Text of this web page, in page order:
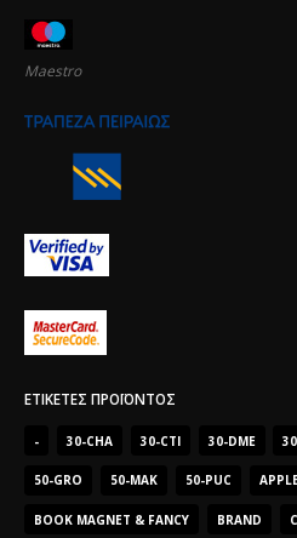
Maestro
ΕΤΙΚΈΤΕΣ ΠΡΟΪΌΝΤΟΣ
- 30-CHA 30-CTI 30-DME
50-GRO 50-MAK 50-PUC
BOOK MAGNET & FANCY BRAND